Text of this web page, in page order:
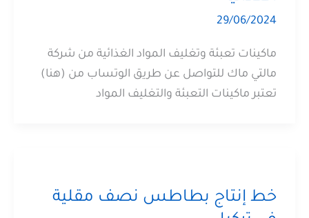
29/06/2024
ماكينات تعبئة وتغليف المواد الغذائية من شركة
مالتي ماك للتواصل عن طريق الوتساب من (هنا)
تعتبر ماكينات التعبئة والتغليف المواد
خط إنتاج بطاطس نصف مقلية